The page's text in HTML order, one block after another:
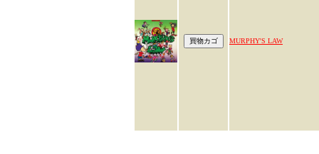
MURPHY'S LAW